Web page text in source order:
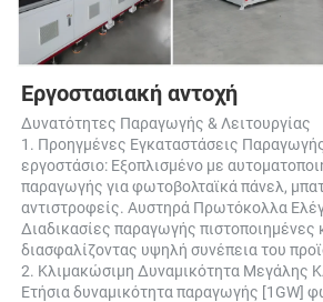
Εργοστασιακή αντοχή
Δυνατότητες Παραγωγής & Λειτουργίας
1. Προηγμένες Εγκαταστάσεις
εργοστάσιο: Εξοπλισμένο με
παραγωγής για φωτοβολταϊκά πάνελ,
αντιστροφείς. Αυστηρά Πρωτόκολλα
Διαδικασίες παραγωγής πιστοποιημένες
διασφαλίζοντας υψηλή συνέπεια του
2. Κλιμακώσιμη Δυναμικότητα Μεγάλης
Ετήσια δυναμικότητα παραγωγής [1GW]